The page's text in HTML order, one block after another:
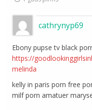
cathrynyp69
Ebony pupse tv black
https://
melinda
kelly in paris porn free
milf porn amatuer